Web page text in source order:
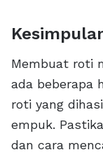
Membuat roti
ada beberapa
roti yang
empuk.
dan cara